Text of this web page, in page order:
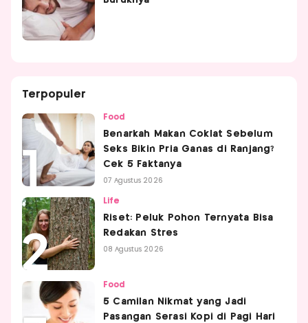
Terpopuler
Food
Benarkah Makan Coklat Sebelum
Seks Bikin Pria Ganas di Ranjang?
Cek 5 Faktanya
07 Agustus 2026
Life
Riset: Peluk Pohon Ternyata Bisa
Redakan Stres
08 Agustus 2026
Food
5 Camilan Nikmat yang Jadi
Pasangan Serasi Kopi di Pagi Hari